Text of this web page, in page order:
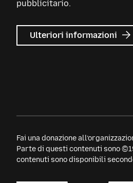
pubblicitario.
Ulteriori informazioni su
Fai una donazione
Parte di questi contenuti sono
contenuti sono disponibili